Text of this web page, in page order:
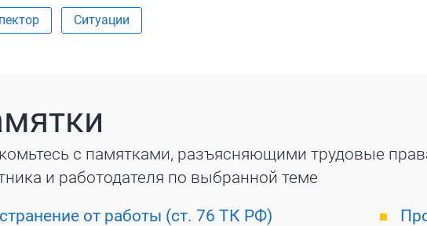
Ситуации
с памятками, разъясняющими трудовые
и работодателя по выбранной теме
от работы (ст. 76 ТК РФ)